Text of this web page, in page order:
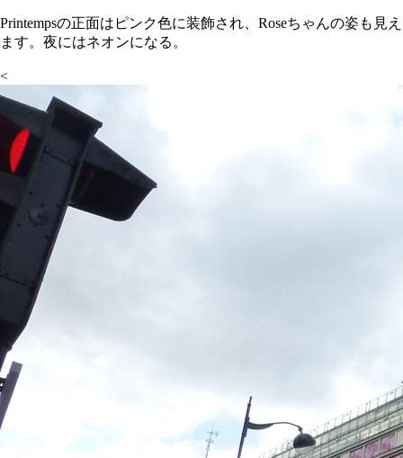
Printempsの正面はピンク色に装飾され、Roseちゃんの姿も見え
ます。夜にはネオンになる。
<